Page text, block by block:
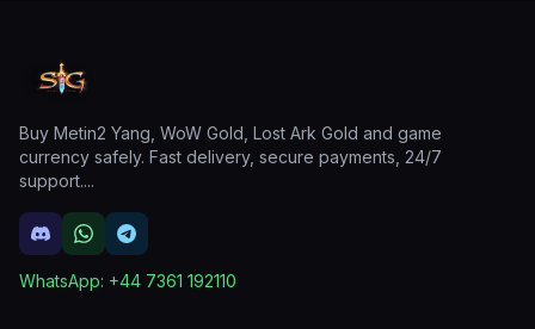
Buy Metin2 Yang, WoW Gold, Lost Ark Gold and game
currency safely. Fast delivery, secure payments, 24/7
support....
WhatsApp: +44 7361 192110